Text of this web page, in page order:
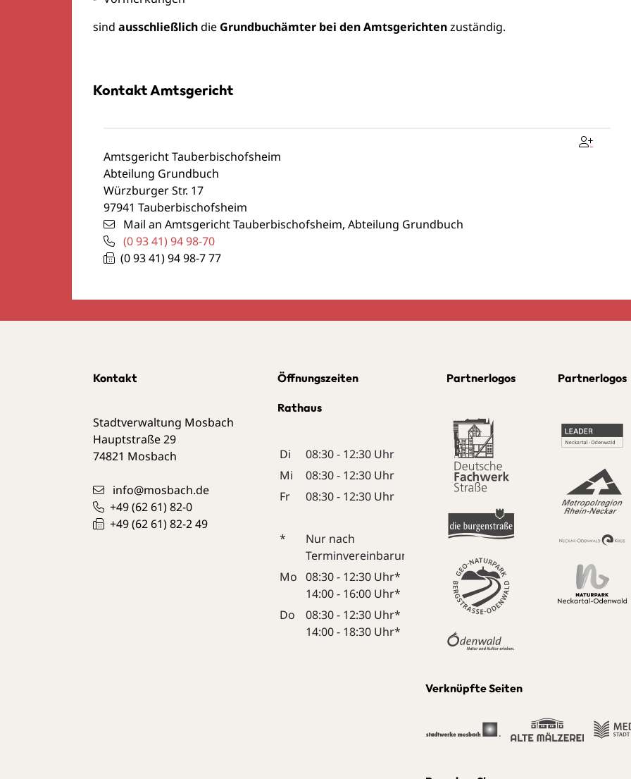
sind ausschließlichdie Grundbuchämter bei den Amtsgerichtenzuständig.
Kontakt Amtsgericht
Amtsgericht Tauberbischofsheim
Abteilung Grundbuch
Würzburger Str. 17
97941 Tauberbischofsheim
Mail an Amtsgericht Tauberbischofsheim, Abteilung Grundbuch
(09341) 9498-70
(09341) 9498-777
Kontakt
Stadtverwaltung Mosbach
Hauptstraße 29
74821 Mosbach
info@mosbach.de
+49 (6261) 82-0
+49 (6261) 82-249
Öffnungszeiten
Rathaus
Di
08:30 - 12:30 Uhr
Mi
08:30 - 12:30 Uhr
Fr
08:30 - 12:30 Uhr
*
Nur nach
Terminvereinbarung:
Mo
08:30 - 12:30 Uhr*
14:00 - 16:00 Uhr*
Do
08:30 - 12:30 Uhr*
14:00 - 18:30 Uhr*
Partnerlogos Partnerlogos
Verknüpfte Seiten